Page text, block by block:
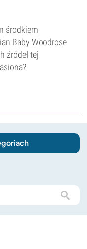
środkiem
Baby Woodrose
źródeł tej